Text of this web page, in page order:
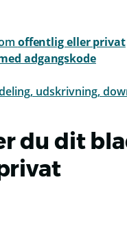
offentlig eller privat
adgangskode
udskrivning,
du dit